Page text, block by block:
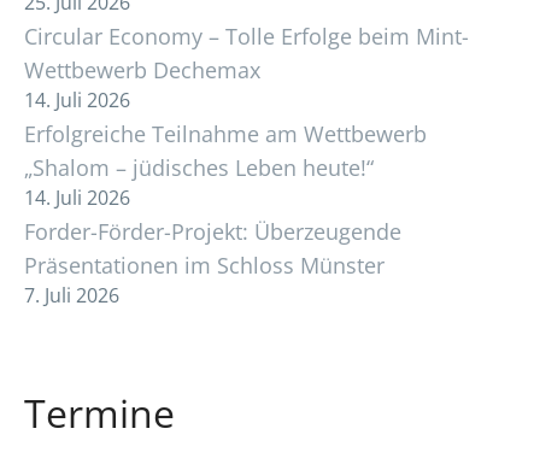
Circular Economy – Tolle Erfolge beim Mint-
Wettbewerb Dechemax
14. Juli 2026
Erfolgreiche Teilnahme am Wettbewerb
„Shalom – jüdisches Leben heute!“
14. Juli 2026
Forder-Förder-Projekt: Überzeugende
Präsentationen im Schloss Münster
7. Juli 2026
Termine